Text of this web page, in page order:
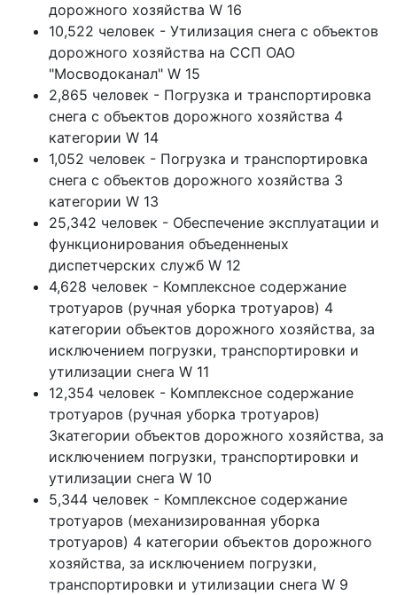
дорожного хозяйства W 16
10,522 человек - Утилизация снега с объектов
дорожного хозяйства на ССП ОАО
"Мосводоканал" W 15
2,865 человек - Погрузка и транспортировка
снега с объектов дорожного хозяйства 4
категории W 14
1,052 человек - Погрузка и транспортировка
снега с объектов дорожного хозяйства 3
категории W 13
25,342 человек - Обеспечение эксплуатации и
функционирования объеденненых
диспетчерских служб W 12
4,628 человек - Комплексное содержание
тротуаров (ручная уборка тротуаров) 4
категории объектов дорожного хозяйства, за
исключением погрузки, транспортировки и
утилизации снега W 11
12,354 человек - Комплексное содержание
тротуаров (ручная уборка тротуаров)
3категории объектов дорожного хозяйства, за
исключением погрузки, транспортировки и
утилизации снега W 10
5,344 человек - Комплексное содержание
тротуаров (механизированная уборка
тротуаров) 4 категории объектов дорожного
хозяйства, за исключением погрузки,
транспортировки и утилизации снега W 9